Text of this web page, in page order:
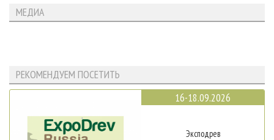
МЕДИА
РЕКОМЕНДУЕМ ПОСЕТИТЬ
16-18.09.2026
Эксподрев